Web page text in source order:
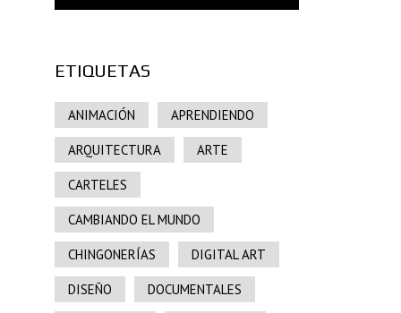
ETIQUETAS
ANIMACIÓN APRENDIENDO
ARQUITECTURA ARTE
CARTELES
CAMBIANDO EL MUNDO
CHINGONERÍAS DIGITAL ART
DISEÑO DOCUMENTALES